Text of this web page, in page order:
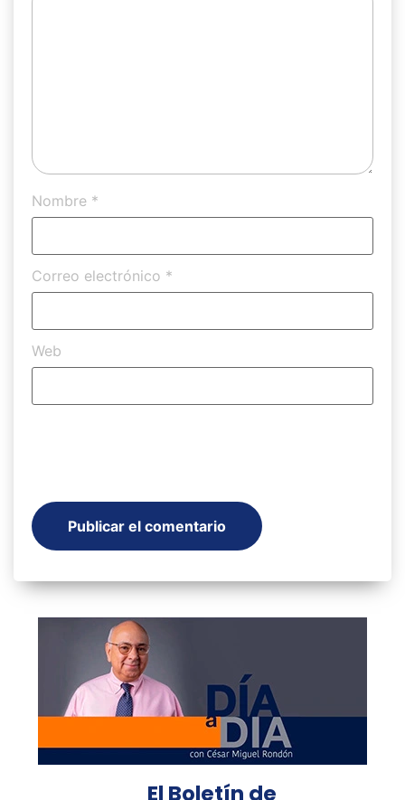
Nombre *
Correo electrónico *
Web
El Boletín de